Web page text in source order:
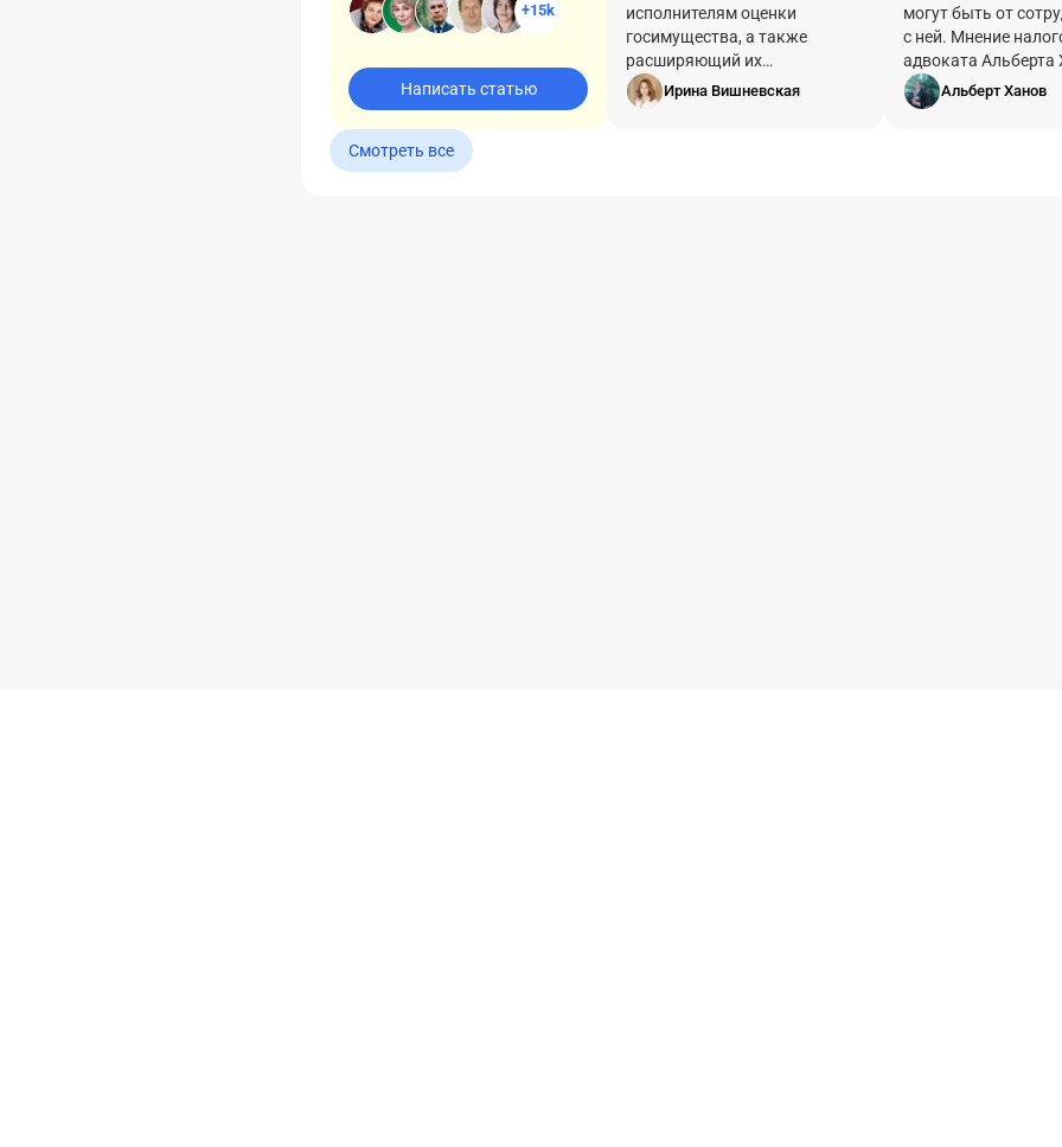
+15k
Написать статью
исполнителям оценки
госимущества, а также
расширяющий их
ответственность за оказание
некачественных услуг.
Ирина Вишневская
могут быть от
с ней. Мнение
адвоката Альберта
новых уголовных
бизнеса.
Альберт Ханов
Смотреть все